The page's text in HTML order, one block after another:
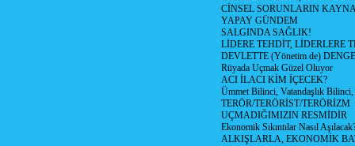
CİNSEL SORUNLARIN
YAPAY GÜNDEM
SALGINDA SAĞLIK!
LİDERE TEHDİT, LİDERLERE
DEVLETTE (Yönetim de)
Rüyada Uçmak Güzel Oluyor
ACI İLACI KİM İÇECEK?
Ümmet Bilinci, Vatandaşlık
TERÖR/TERÖRİST/TERÖRİZM
UÇMADIĞIMIZIN RESMİDİR
Ekonomik Sıkıntılar Nasıl
ALKIŞLARLA, EKONOMİK